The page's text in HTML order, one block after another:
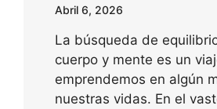
Abril 6, 2026
La búsqueda de
cuerpo y mente es un
emprendemos en algún
nuestras vidas. En el